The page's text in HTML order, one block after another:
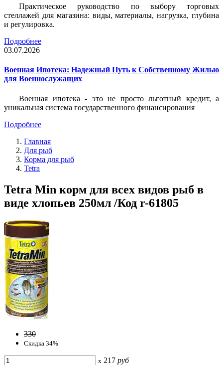
Практическое руководство по выбору торговых
стеллажей для магазина: виды, материалы, нагрузка, глубина
и регулировка.
Подробнее
03.07.2026
Военная Ипотека: Надежный Путь к Собственному Жилью
для Военнослужащих
Военная ипотека - это не просто льготный кредит, а
уникальная система государственного финансирования
Подробнее
Главная
Для рыб
Корма для рыб
Tetra
Tetra Min корм для всех видов рыб в
виде хлопьев 250мл /Код r-61805
330
Скидка 34%
x 217 руб